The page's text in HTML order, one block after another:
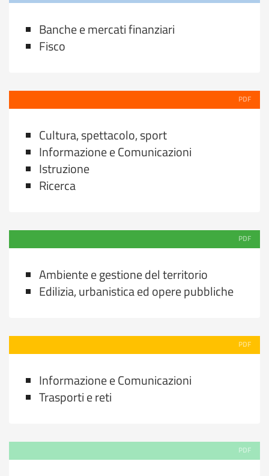
Banche e mercati finanziari
Fisco
PDF
Cultura, spettacolo, sport
Informazione e Comunicazioni
Istruzione
Ricerca
PDF
Ambiente e gestione del territorio
Edilizia, urbanistica ed opere pubbliche
PDF
Informazione e Comunicazioni
Trasporti e reti
PDF